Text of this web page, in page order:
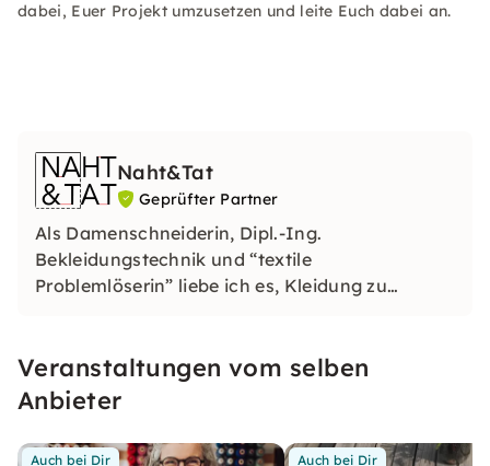
dabei, Euer Projekt umzusetzen und leite Euch dabei an.
Naht&Tat
Geprüfter Partner
Als Damenschneiderin, Dipl.-Ing.
Bekleidungstechnik und “textile
Problemlöserin” liebe ich es, Kleidung zu
Werkstatt biete ich Workshops zum Nähen,
ReFashion, Upcycling & Schnitt an.
Veranstaltungen vom selben
Anbieter
Auch bei Dir Auch bei Dir